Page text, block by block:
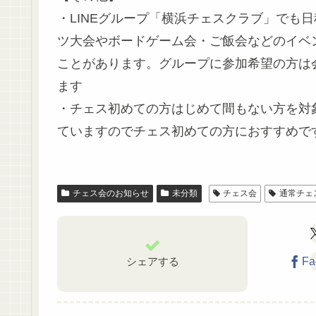
・LINEグループ「横浜チェスクラブ」でも
ツ大会やボードゲーム会・ご飯会などのイ
ことがあります。グループに参加希望の方
ます
・チェス初めての方はじめて間もない方を
ていますのでチェス初めての方におすすめで
チェス会のお知らせ 未分類 チェス会 通常チェ
シェアする